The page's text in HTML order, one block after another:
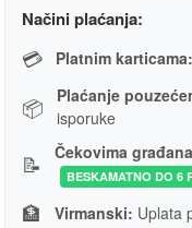
Načini plaćanja:
💳 Platnim karticama:
📦 Plaćanje
isporuke
📝 Čekovima
BESKAMATNO DO 6
🏦 Virmanski: Uplata